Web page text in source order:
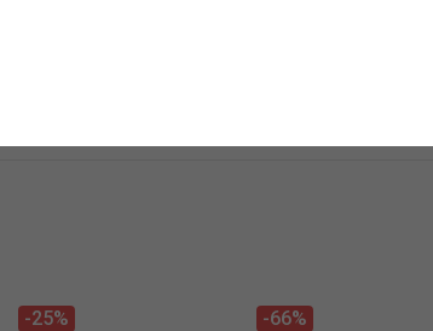
szappan,
páratartalom, ütés
-25% -66%